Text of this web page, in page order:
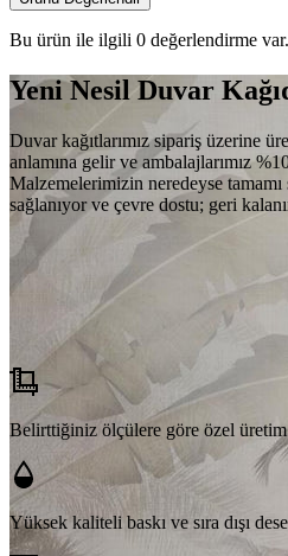
Bu ürün ile ilgili 0 değerlendirme var.
Yeni Nesil Duvar
Duvar kağıtlarımız sipariş üzerine
anlamına gelir ve ambalajlarımız
Malzemelerimizin neredeyse
sağlanıyor ve çevre dostu; geri
Belirttiğiniz ölçülere göre özel üretim
Yüksek kaliteli baskı ve sıra dışı